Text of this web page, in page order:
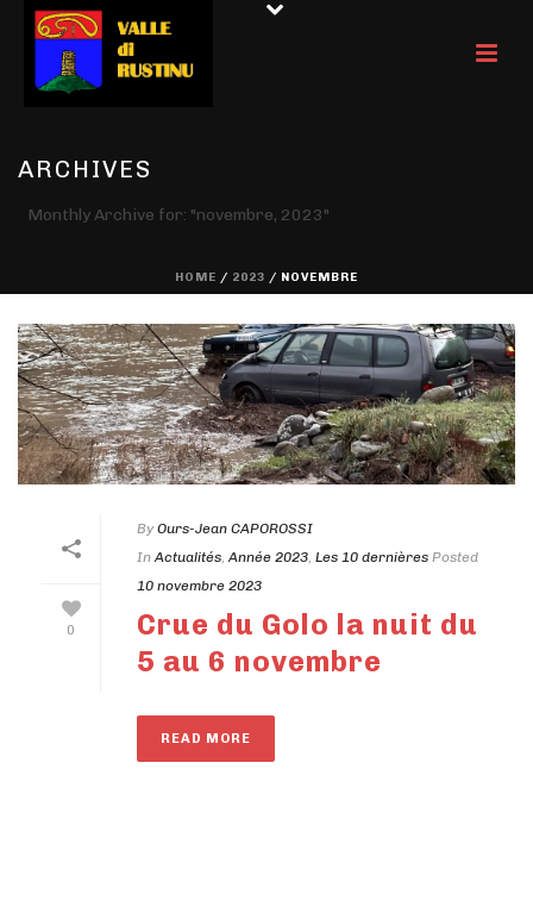
ARCHIVES
Monthly Archive for: "novembre, 2023"
HOME / 2023 / NOVEMBRE
0
ByOurs-Jean CAPOROSSI
InActualités,Année 2023, Les 10 dernières Posted
10 novembre 2023
Crue du Golo la nuit du
5 au 6 novembre
READ MORE